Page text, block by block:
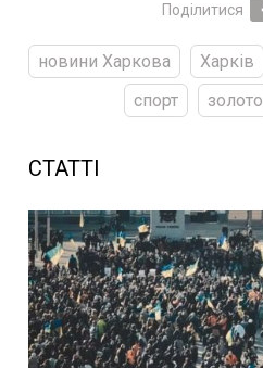
Поділитися
новини Харкова Харків
спорт
золото
СТАТТІ